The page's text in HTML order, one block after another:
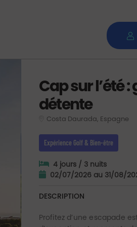
Cap sur l’été :
détente
Costa Daurada, Espagne
Expérience Golf & Bien-être
4 jours / 3 nuits
02/07/2026 au 31/08/
DESCRIPTION
Profitez d’une escapade